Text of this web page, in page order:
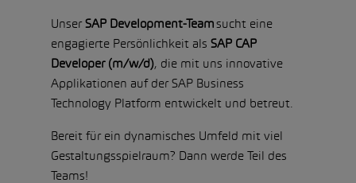
Unser SAP Development-Team sucht eine
engagierte Persönlichkeit als SAP CAP
Developer (m/w/d), die mit uns innovative
Applikationen auf der SAP Business
Technology Platform entwickelt und betreut.
Bereit für ein dynamisches Umfeld mit viel
Gestaltungsspielraum? Dann werde Teil des
Teams!